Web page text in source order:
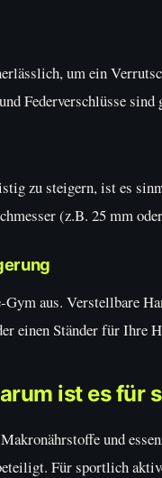
um ein
Federverschlüsse
zu steigern, ist es
(z.B. 25 mm
aus. Verstellbare
einen Ständer für
ist es für
und
Für sportlich